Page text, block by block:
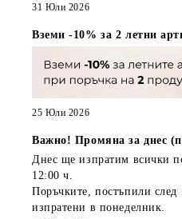
31 Юли 2026
Вземи -10% за 2 летни
25 Юли 2026
Важно! Промяна за днес
Днес ще изпратим всички
12:00 ч.
Поръчките, постъпили след
изпратени в понеделник.